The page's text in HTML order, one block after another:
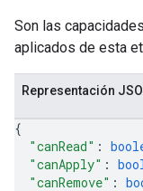
Son las
aplicados de esta
Representación
{
"canRead" :
"canApply" :
"canRemove" :